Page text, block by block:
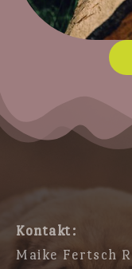
Kontakt:
Maike Fertsch